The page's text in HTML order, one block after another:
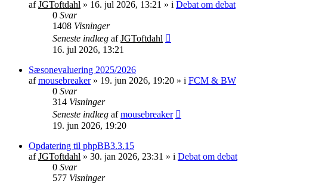
afJGToftdahl » 16. jul 2026, 13:21 » i Debat om debat
0 Svar
1408 Visninger
Seneste indlæg afJGToftdahl
16. jul 2026, 13:21
Sæsonevaluering 2025/2026
afmousebreaker» 19. jun 2026, 19:20 » i FCM & BW
0 Svar
314 Visninger
Seneste indlæg afmousebreaker
19. jun 2026, 19:20
Opdatering til phpBB3.3.15
afJGToftdahl » 30. jan 2026, 23:31 » i Debat om debat
0 Svar
577 Visninger